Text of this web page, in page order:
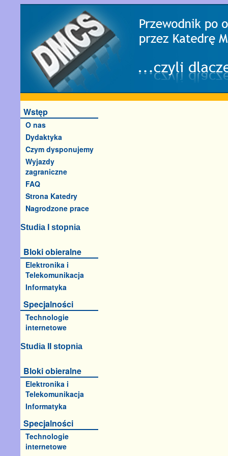
Wstęp
O nas
Dydaktyka
Czym dysponujemy
Wyjazdy
zagraniczne
FAQ
Strona Katedry
Nagrodzone prace
Studia I stopnia
Bloki obieralne
Elektronika i
Telekomunikacja
Informatyka
Specjalności
Technologie
internetowe
Studia II stopnia
Bloki obieralne
Elektronika i
Telekomunikacja
Informatyka
Specjalności
Technologie
internetowe